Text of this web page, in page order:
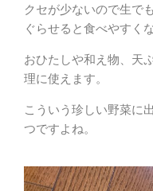
クセが少ないので生で
ぐらせると食べやすく
おひたしや和え物、天
理に使えます。
こういう珍しい野菜に
つですよね。